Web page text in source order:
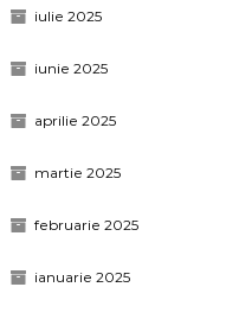
iulie 2025
iunie 2025
aprilie 2025
martie 2025
februarie 2025
ianuarie 2025